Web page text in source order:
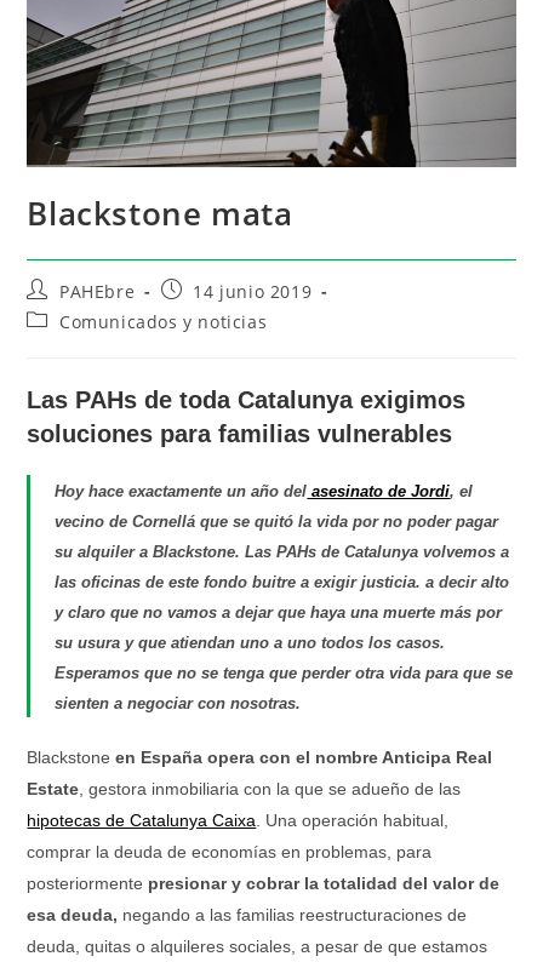
Blackstone mata
PAHEbre
14 junio 2019
Comunicados y noticias
Las PAHs de toda Catalunya exigimos
soluciones para familias vulnerables
Hoy hace exactamente un año del asesinato de Jordi, el
vecino de Cornellá que se quitó la vida por no poder pagar
su alquiler a Blackstone.Las PAHs de Catalunya volvemos a
las oficinas de este fondo buitre a exigir justicia. a decir alto
y claro que no vamos a dejar que haya una muerte más por
su usura y que atiendan uno a uno todos los casos.
Esperamos que no se tenga que perder otra vida para que se
sienten a negociar con nosotras.
Blackstoneen España opera con el nombre Anticipa Real
Estate, gestora inmobiliaria con la que se adueño de las
hipotecas de Catalunya Caixa. Una operación habitual,
comprar la deuda de economías en problemas, para
posteriormente presionar y cobrar la totalidad del valor de
esa deuda, negando a las familias reestructuraciones de
deuda, quitas o alquileres sociales, a pesar de que estamos